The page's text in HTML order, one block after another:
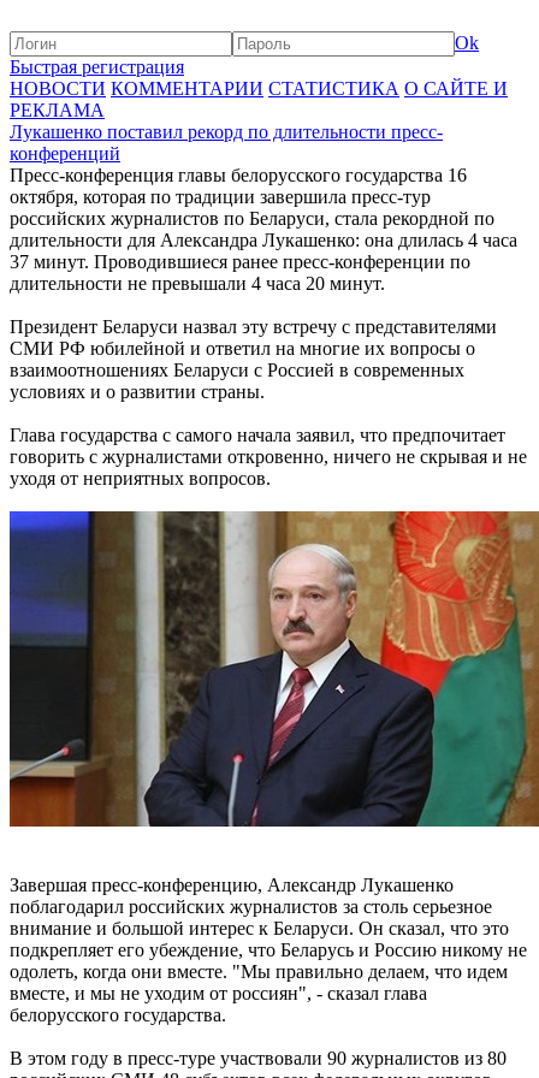
Ok
Быстрая регистрация
НОВОСТИ КОММЕНТАРИИ СТАТИСТИКА О САЙТЕ И
РЕКЛАМА
Лукашенко поставил рекорд по длительности пресс-
конференций
Пресс-конференция главы белорусского государства 16
октября, которая по традиции завершила пресс-тур
российских журналистов по Беларуси, стала рекордной по
длительности для Александра Лукашенко: она длилась 4 часа
37 минут. Проводившиеся ранее пресс-конференции по
длительности не превышали 4 часа 20 минут.
Президент Беларуси назвал эту встречу с представителями
СМИ РФ юбилейной и ответил на многие их вопросы о
взаимоотношениях Беларуси с Россией в современных
условиях и о развитии страны.
Глава государства с самого начала заявил, что предпочитает
говорить с журналистами откровенно, ничего не скрывая и не
уходя от неприятных вопросов.
Завершая пресс-конференцию, Александр Лукашенко
поблагодарил российских журналистов за столь серьезное
внимание и большой интерес к Беларуси. Он сказал, что это
подкрепляет его убеждение, что Беларусь и Россию никому не
одолеть, когда они вместе. "Мы правильно делаем, что идем
вместе, и мы не уходим от россиян", - сказал глава
белорусского государства.
В этом году в пресс-туре участвовали 90 журналистов из 80